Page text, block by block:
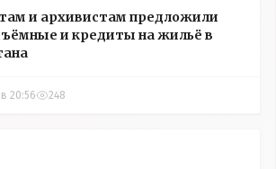
и архивистам предложили
и кредиты на жильё в
20:56 248